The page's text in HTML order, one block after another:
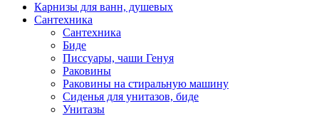
Карнизы для ванн, душевых
Сантехника
Сантехника
Биде
Писсуары, чаши Генуя
Раковины
Раковины на стиральную машину
Сиденья для унитазов, биде
Унитазы